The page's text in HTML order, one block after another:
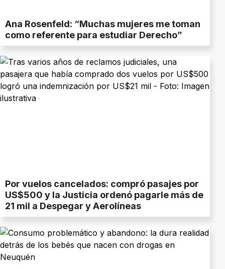
Ana Rosenfeld: “Muchas mujeres me toman
como referente para estudiar Derecho”
Por vuelos cancelados: compró pasajes por
US$500 y la Justicia ordenó pagarle más de
21 mil a Despegar y Aerolíneas